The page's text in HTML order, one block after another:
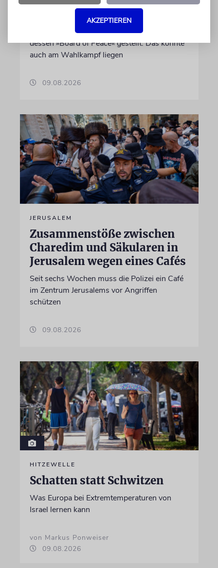
Premier Benjamin Netanjahu hat sich im
Zusammenhang mit dem Friedensplan für
Gaza offen gegen US-Präsident Trump und
dessen »Board of Peace« gestellt. Das könnte
auch am Wahlkampf liegen
09.08.2026
JERUSALEM
Zusammenstöße zwischen
Charedim und Säkularen in
Jerusalem wegen eines Cafés
Seit sechs Wochen muss die Polizei ein Café
im Zentrum Jerusalems vor Angriffen
schützen
09.08.2026
HITZEWELLE
Schatten statt Schwitzen
Was Europa bei Extremtemperaturen von
Israel lernen kann
von Markus Ponweiser
09.08.2026
AKZEPTIEREN